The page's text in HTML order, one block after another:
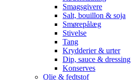
Smagsgivere
Salt, bouillon & soja
Smørepålæg
Stivelse
Tang
Krydderier & urter
Dip, sauce & dressing
Konserves
Olie & fedtstof